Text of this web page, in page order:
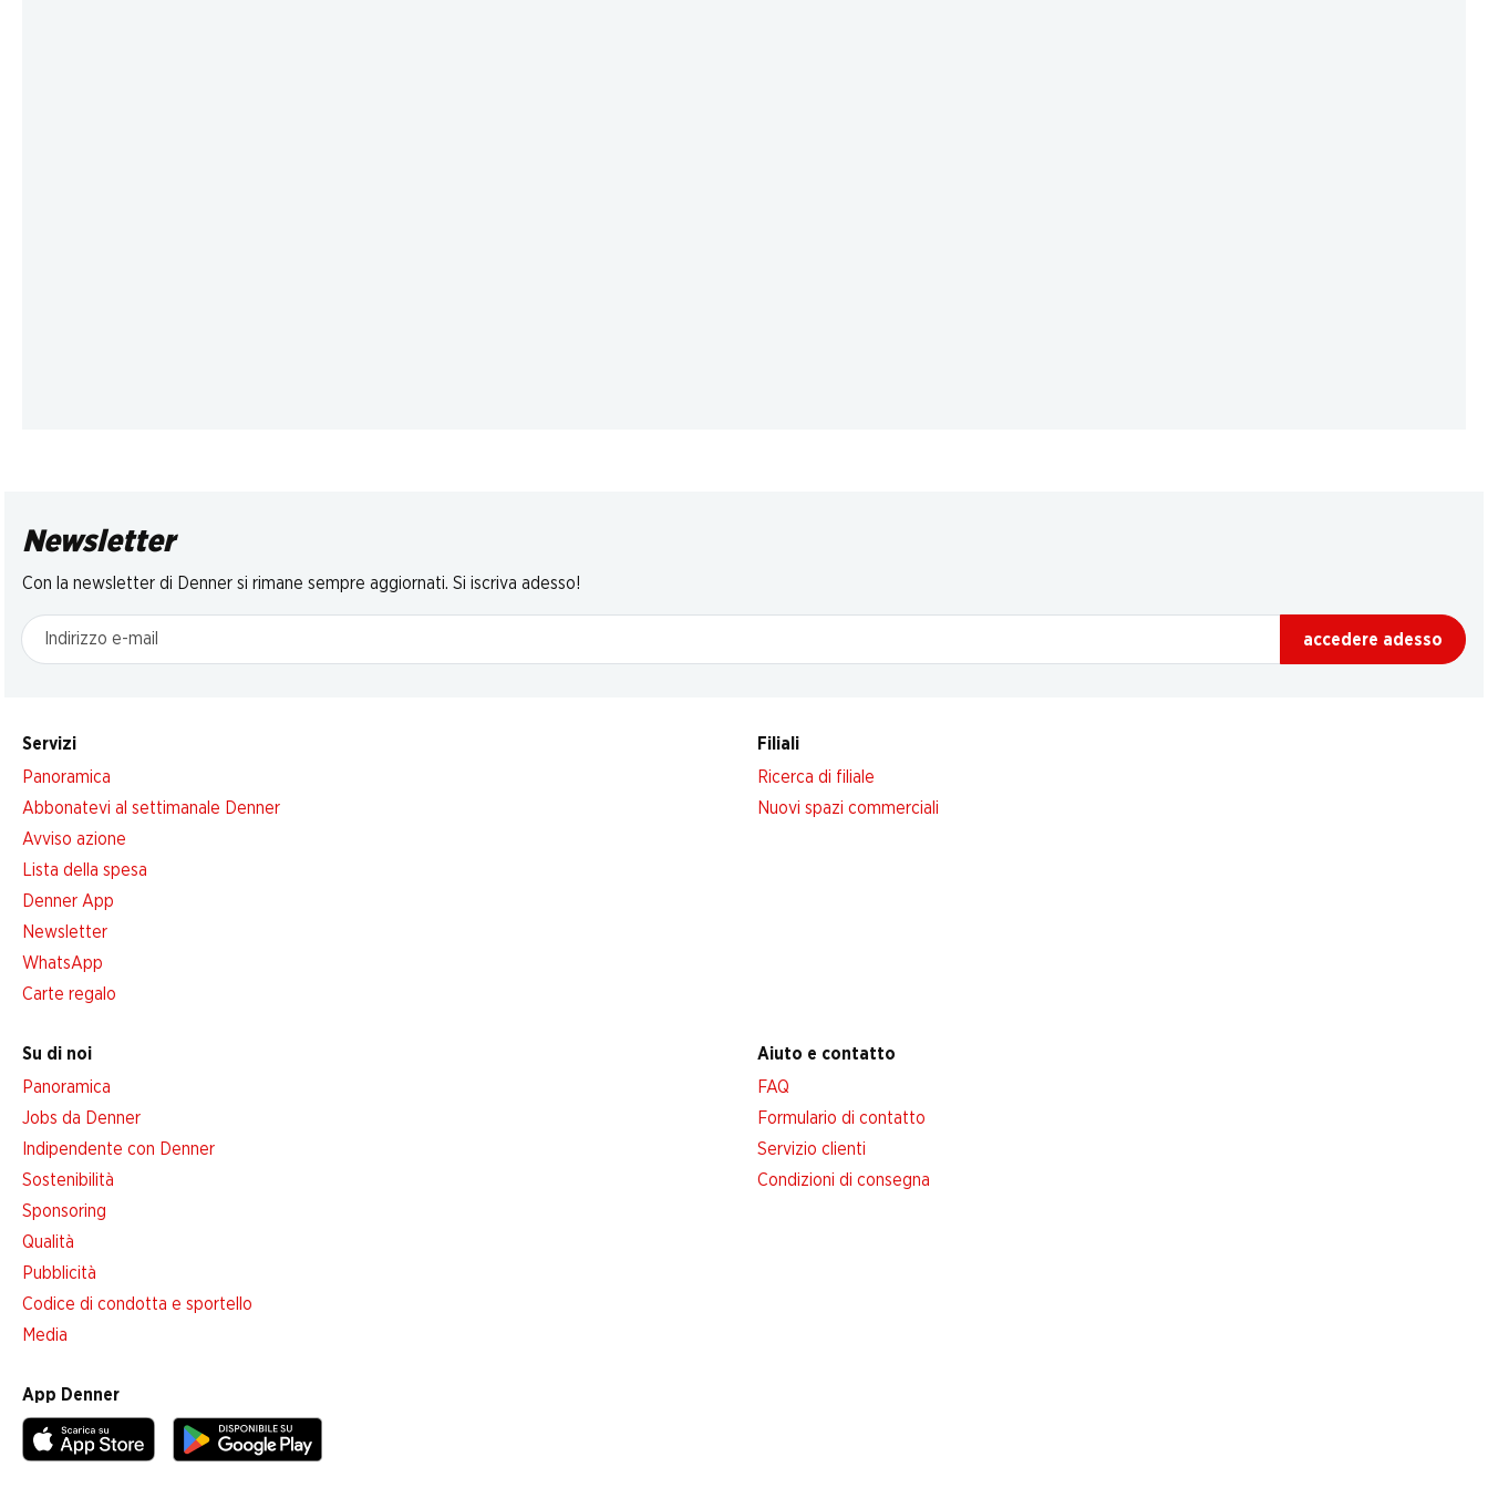
Newsletter
Con la newsletter di Denner si rimane sempre aggiornati. Si iscriva adesso!
Indirizzo e-mail
accedere adesso
Servizi
Panoramica
Abbonatevi al settimanale Denner
Avviso azione
Lista della spesa
Denner App
Newsletter
WhatsApp
Carte regalo
Filiali
Ricerca di filiale
Nuovi spazi commerciali
Su di noi
Panoramica
Jobs da Denner
Indipendente con Denner
Sostenibilità
Sponsoring
Qualità
Pubblicità
Codice di condotta e sportello
Media
Aiuto e contatto
FAQ
Formulario di contatto
Servizio clienti
Condizioni di consegna
App Denner